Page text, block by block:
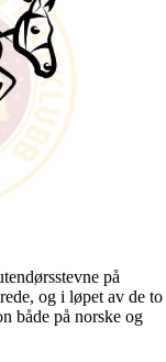
på
og i løpet av de to
både på norske og